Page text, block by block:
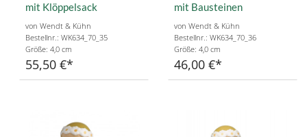
mit Klöppelsack
von Wendt & Kühn
Bestellnr.: WK634_70_35
Größe: 4,0 cm
55,50 €
mit Bausteinen
von Wendt & Kühn
Bestellnr.: WK634_70_36
Größe: 4,0 cm
46,00 €